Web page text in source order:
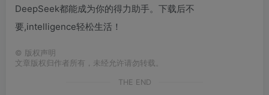
DeepSeek都能成为你的得力助手。下载后不
要,intelligence轻松生活！
© 版权声明
文章版权归作者所有，未经允许请勿转载。
THE END